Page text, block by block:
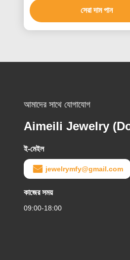
সেরা দাম পান
আমাদের সাথে যোগাযোগ
Aimeili Jewelry
ই-মেইল
jewelrymfy@gmail.com
কাজের সময়
09:00-18:00